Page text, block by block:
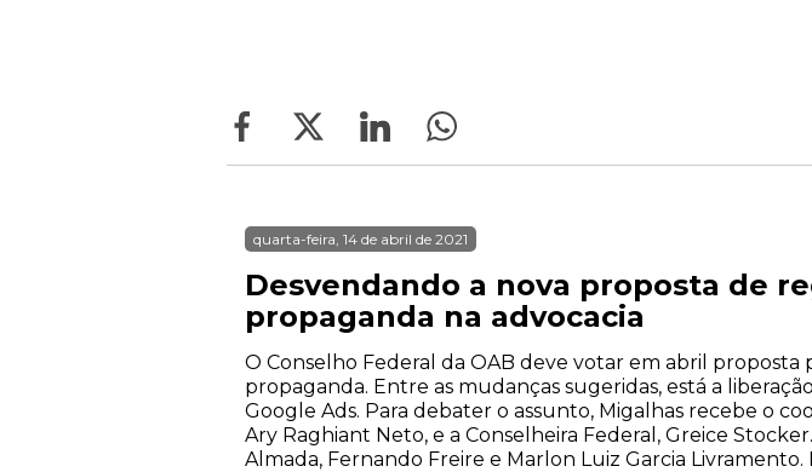
quarta-feira, 14 de abril de 2021
Desvendando a nova proposta de
propaganda na advocacia
O Conselho Federal da OAB deve votar em abril
propaganda. Entre as mudanças sugeridas, está a
Google Ads. Para debater o assunto, Migalhas recebe o
Ary Raghiant Neto, e a Conselheira Federal, Greice
Almada, Fernando Freire e Marlon Luiz Garcia Livramento.